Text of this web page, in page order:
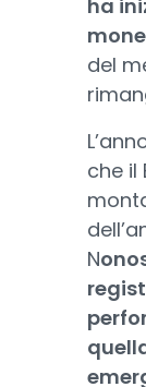
ha
del
che il
N